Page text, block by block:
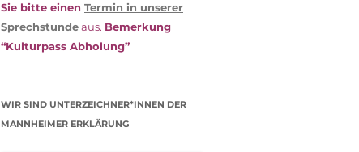
Sie bitte einen Termin in unserer
Sprechstundeaus. Bemerkung
“Kulturpass Abholung”
WIR SIND UNTERZEICHNER*INNEN DER
MANNHEIMER ERKLÄRUNG